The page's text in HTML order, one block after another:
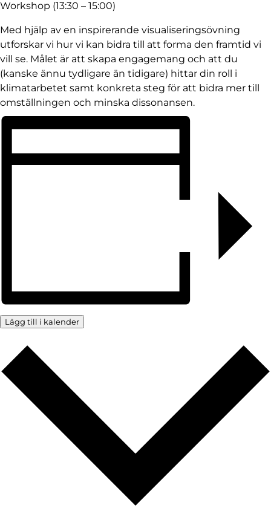
Workshop (13:30 – 15:00)
Med hjälp av en inspirerande visualiseringsövning
utforskar vi hur vi kan bidra till att forma den framtid vi
vill se. Målet är att skapa engagemang och att du
(kanske ännu tydligare än tidigare) hittar din roll i
klimatarbetet samt konkreta steg för att bidra mer till
omställningen och minska dissonansen.
Lägg till i kalender